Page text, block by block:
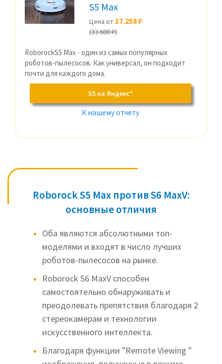
S5 Max
Цена от 17.258 ₽
(33.600 ₽)
RoborockS5 Max - один из самых популярных
роботов-пылесосов. Как универсал, он подходит
почти для каждого дома.
S5 на Яндекс*
К нашему отчету
Roborock S5 Max против S6 MaxV:
основные отличия
Оба являются абсолютными топ-
моделями и входят в число лучших
роботов-пылесосов на рынке.
Roborock S6 MaxV способен
самостоятельно обнаруживать и
преодолевать препятствия благодаря 2
стереокамерам и технологии
искусственного интеллекта.
Благодаря функции "Remote Viewing "